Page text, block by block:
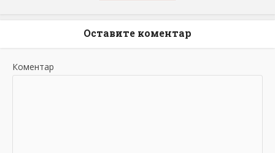
Оставите коментар
Коментар